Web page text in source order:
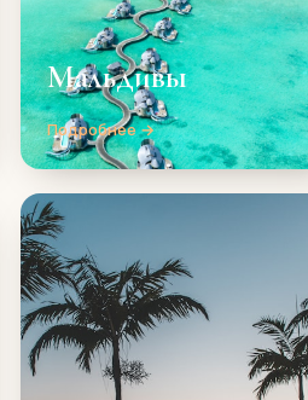
Мальдивы
Подробнее →